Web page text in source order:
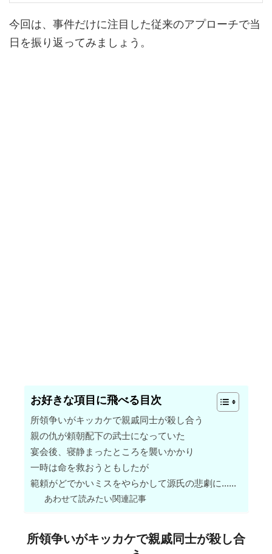
今回は、事件だけに注目した従来のアプローチで当
日を振り返ってみましょう。
お好きな項目に飛べる目次
所領争いがキッカケで親戚同士が殺し合う
親の仇が頼朝配下の武士になっていた
宴会後、寝静まったところを襲いかかり
一時は命を救おうともしたが
範頼がどでかいミスをやらかして源氏の悲劇に……
あわせて読みたい関連記事
所領争いがキッカケで親戚同士が殺し合